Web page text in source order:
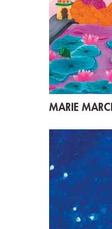
MARIE